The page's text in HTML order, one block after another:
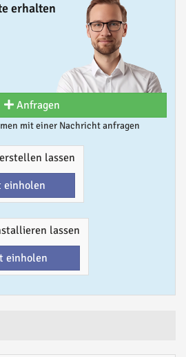
erhalten
Anfragen
mit einer Nachricht anfragen
lassen
einholen
lassen
einholen